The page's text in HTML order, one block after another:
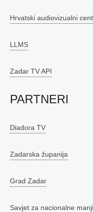
Hrvatski audiovizualni
LLMS
Zadar TV API
PARTNERI
Diadora TV
Zadarska županija
Grad Zadar
Savjet za nacionalne